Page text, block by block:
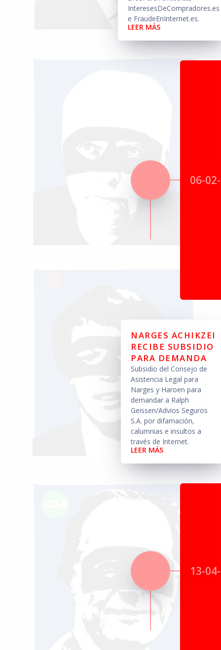
InteresesDeCompradores.es
e FraudeEnInternet.es.
LEER MÁS
06-
NARGES ACHIKZEI
RECIBE SUBSIDIO
PARA DEMANDA
Subsidio del Consejo de
Asistencia Legal para
Narges y Haroen para
demandar a Ralph
Geissen/Advios Seguros
S.A. por difamación,
calumnias e insultos a
través de Internet.
LEER MÁS
13-